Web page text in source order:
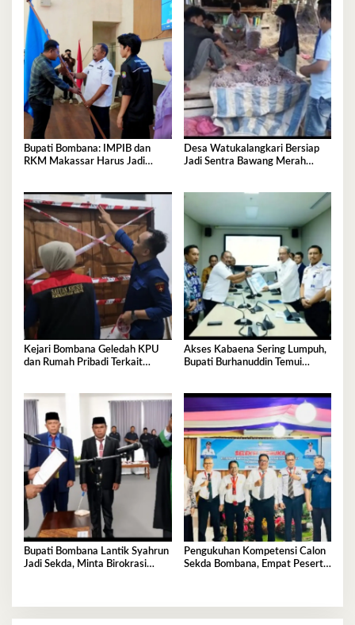
Bupati Bombana: IMPIB dan
RKM Makassar Harus Jadi
Desa Watukalangkari Bersiap
Jadi Sentra Bawang Merah
Kejari Bombana Geledah KPU
dan Rumah Pribadi Terkait
Akses Kabaena Sering Lumpuh,
Bupati Burhanuddin Temui
Bupati Bombana Lantik Syahrun
Jadi Sekda, Minta Birokrasi
Pengukuhan Kompetensi Calon
Sekda Bombana, Empat Peserta